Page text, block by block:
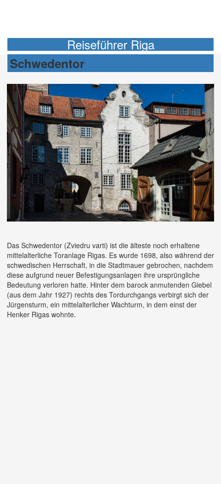
Reiseführer Riga
Schwedentor
Das Schwedentor (Zviedru varti) ist die älteste noch erhaltene
mittelalterliche Toranlage Rigas. Es wurde 1698, also während der
schwedischen Herrschaft, in die Stadtmauer gebrochen, nachdem
diese aufgrund neuer Befestigungsanlagen ihre ursprüngliche
Bedeutung verloren hatte. Hinter dem barock anmutenden Giebel
(aus dem Jahr 1927) rechts des Tordurchgangs verbirgt sich der
Jürgensturm, ein mittelalterlicher Wachturm, in dem einst der
Henker Rigas wohnte.